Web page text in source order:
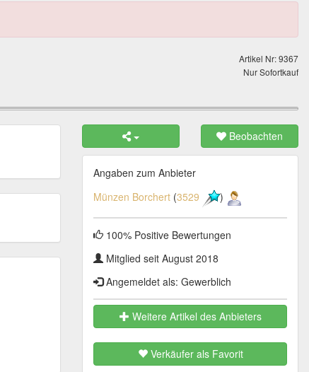
Artikel Nr: 9367
Nur Sofortkauf
Beobachten
Angaben zum Anbieter
Münzen Borchert (3529 )
100% Positive Bewertungen
Mitglied seit August 2018
Angemeldet als: Gewerblich
Weitere Artikel des Anbieters
Verkäufer als Favorit